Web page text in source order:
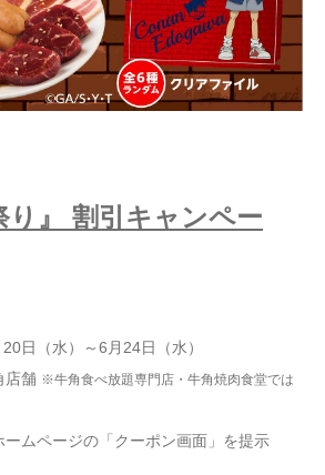
り』 割引キャンペー
日（水）～6月24日（水）
店舗 ※牛角食べ放題専門店・牛角焼肉食堂では
ムページの「クーポン画面」を提示